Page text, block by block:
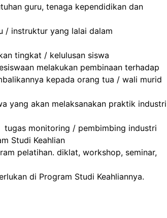
guru, tenaga kependidikan dan
/ instruktur yang lalai dalam
tingkat / kelulusan siswa
melakukan pembinaan terhadap
kepada orang tua / wali murid
yang akan melaksanakan praktik industri
tugas monitoring / pembimbing industri
Studi Keahlian
pelatihan. diklat, workshop, seminar,
di Program Studi Keahliannya.